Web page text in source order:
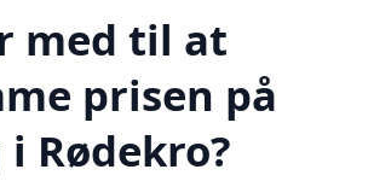
med til at
prisen på
Rødekro?